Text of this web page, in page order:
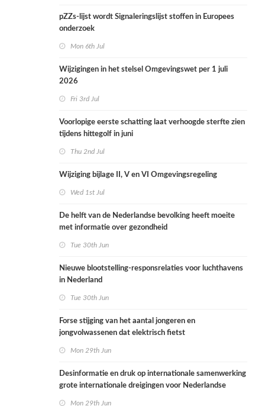
pZZs-lijst wordt Signaleringslijst stoffen in Europees
onderzoek
Mon 6th Jul
Wijzigingen in het stelsel Omgevingswet per 1 juli
2026
Fri 3rd Jul
Voorlopige eerste schatting laat verhoogde sterfte zien
tijdens hittegolf in juni
Thu 2nd Jul
Wijziging bijlage II, V en VI Omgevingsregeling
Wed 1st Jul
De helft van de Nederlandse bevolking heeft moeite
met informatie over gezondheid
Tue 30th Jun
Nieuwe blootstelling-responsrelaties voor luchthavens
in Nederland
Tue 30th Jun
Forse stijging van het aantal jongeren en
jongvolwassenen dat elektrisch fietst
Mon 29th Jun
Desinformatie en druk op internationale samenwerking
grote internationale dreigingen voor Nederlandse
Mon 29th Jun